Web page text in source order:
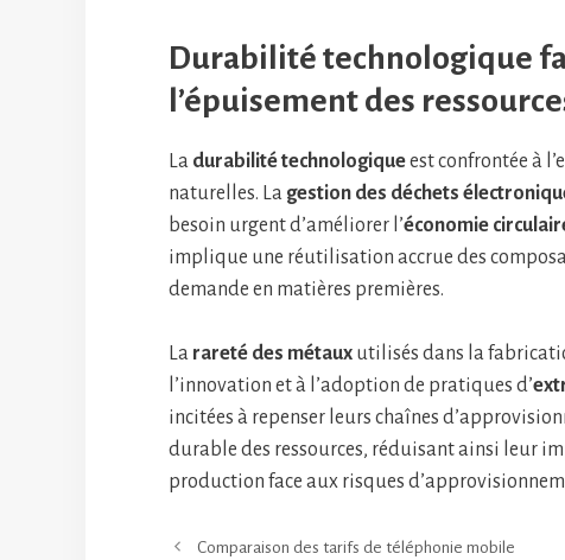
Durabilité technologique
l’épuisement des
La durabilité technologiqueest confrontée à
naturelles. La gestion des déchets
besoin urgent d’améliorer l’économie
implique une réutilisation accrue des
demande en matières premières.
La rareté des métaux utilisés dans la
l’innovation et à l’adoption de pratiques d’
incitées à repenser leurs chaînes
durable des ressources, réduisant ainsi leur
production face aux risques
Comparaison des tarifs de téléphonie mobile